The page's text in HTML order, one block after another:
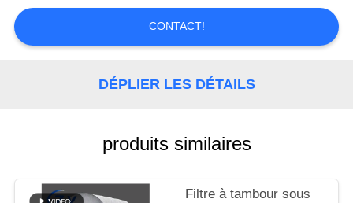
DEMANDEZ
CITATION
SITE
CONTACT!
DÉPLIER LES DÉTAILS
produits similaires
Filtre à tambour sous